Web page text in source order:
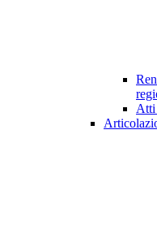
Atti